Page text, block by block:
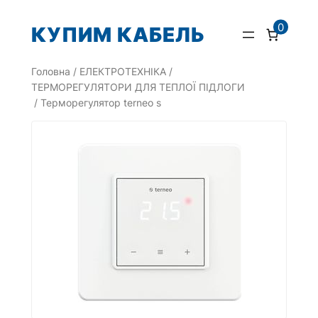
КУПИМ КАБЕЛЬ 0
Головна / ЕЛЕКТРОТЕХНІКА/
ТЕРМОРЕГУЛЯТОРИ ДЛЯ ТЕПЛОЇ ПІДЛОГИ
/ Терморегулятор terneo s